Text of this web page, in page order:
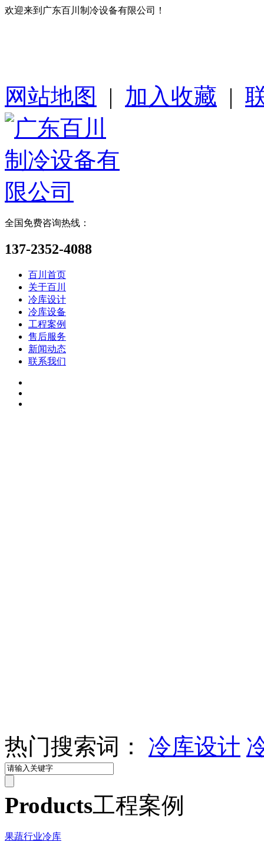
欢迎来到广东百川制冷设备有限公司！
网站地图 | 加入收藏 |
全国免费咨询热线：
137-2352-4088
百川首页
关于百川
冷库设计
冷库设备
工程案例
售后服务
新闻动态
联系我们
热门搜索词： 冷库设计
Products工程案例
果蔬行业冷库